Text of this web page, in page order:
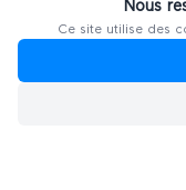
Nous
Ce site utilise des